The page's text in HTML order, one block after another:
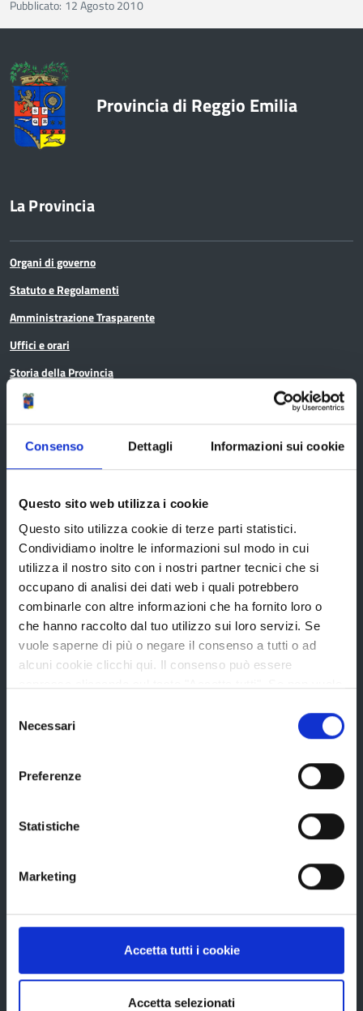
Consenso Dettagli Informazioni sui cookie
Questo sito web utilizza i cookie
Questo sito utilizza cookie di terze parti statistici.
Condividiamo inoltre le informazioni sul modo in cui
utilizza il nostro sito con i nostri partner tecnici che si
occupano di analisi dei dati web i quali potrebbero
combinarle con altre informazioni che ha fornito loro o
che hanno raccolto dal tuo utilizzo sui loro servizi. Se
vuole saperne di più o negare il consenso a tutti o ad
alcuni cookie clicchi qui. Il consenso può essere
tasto "Rifiuta".
delNecessari
Preferenze
Statistiche
Marketing
Accetta tutti i cookie
Accetta selezionati
Pubblicato: 12 Agosto 2010
Provincia di Reggio Emilia
La Provincia
Organi di governo
Statuto e Regolamenti
Amministrazione Trasparente
Uffici e orari
Storia della Provincia
Edifici e Parchi
Elezioni
Bandi e avvisi
Bandi di gara
Concorsi e selezioni
In scadenza
Istruzione
Osservatori e statistiche
Pianificazione territoriale